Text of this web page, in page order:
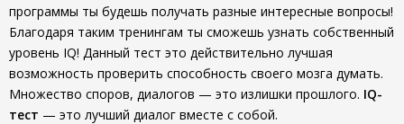
программы ты будешь получать разные интересные вопросы!
Благодаря таким тренингам ты сможешь узнать собственный
уровень IQ! Данный тест это действительно лучшая
возможность проверить способность своего мозга думать.
Множество споров, диалогов — это излишки прошлого. IQ-
тест — это лучший диалог вместе с собой.